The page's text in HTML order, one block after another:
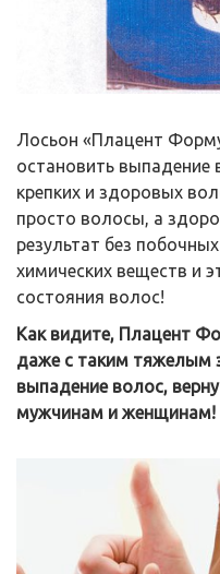
Лосьон «Плацент
остановить выпадение
крепких и здоровых
просто волосы, а
результат без
химических веществ и
состояния волос!
Как видите, Плацент
даже с таким тяжелым
выпадение волос,
мужчинам и женщинам!